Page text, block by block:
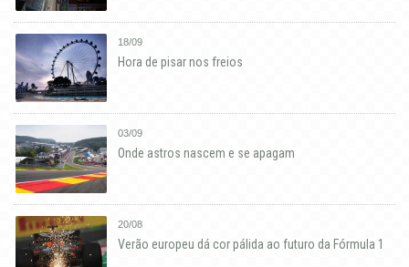
18/09
Hora de pisar nos freios
03/09
Onde astros nascem e se apagam
20/08
Verão europeu dá cor pálida ao futuro da Fórmula 1